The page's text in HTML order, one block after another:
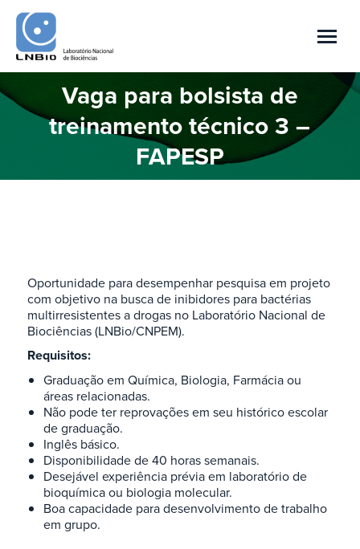
Vaga para bolsista de
treinamento técnico 3 –
FAPESP
Você está aqui:
Oportunidade para desempenhar pesquisa em projeto
com objetivo na busca de inibidores para bactérias
multirresistentes a drogas no Laboratório Nacional de
Biociências (LNBio/CNPEM).
Requisitos:
Graduação em Química, Biologia, Farmácia ou
áreas relacionadas.
Não pode ter reprovações em seu histórico escolar
de graduação.
Inglês básico.
Disponibilidade de 40 horas semanais.
Desejável experiência prévia em laboratório de
bioquímica ou biologia molecular.
Boa capacidade para desenvolvimento de trabalho
em grupo.